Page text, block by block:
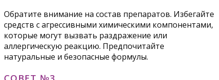
Обратите внимание на состав препаратов. Избегайте
средств с агрессивными химическими компонентами,
которые могут вызвать раздражение или
аллергическую реакцию. Предпочитайте
натуральные и безопасные формулы.